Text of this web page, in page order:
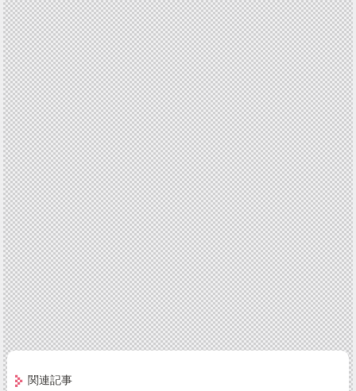
関連記事